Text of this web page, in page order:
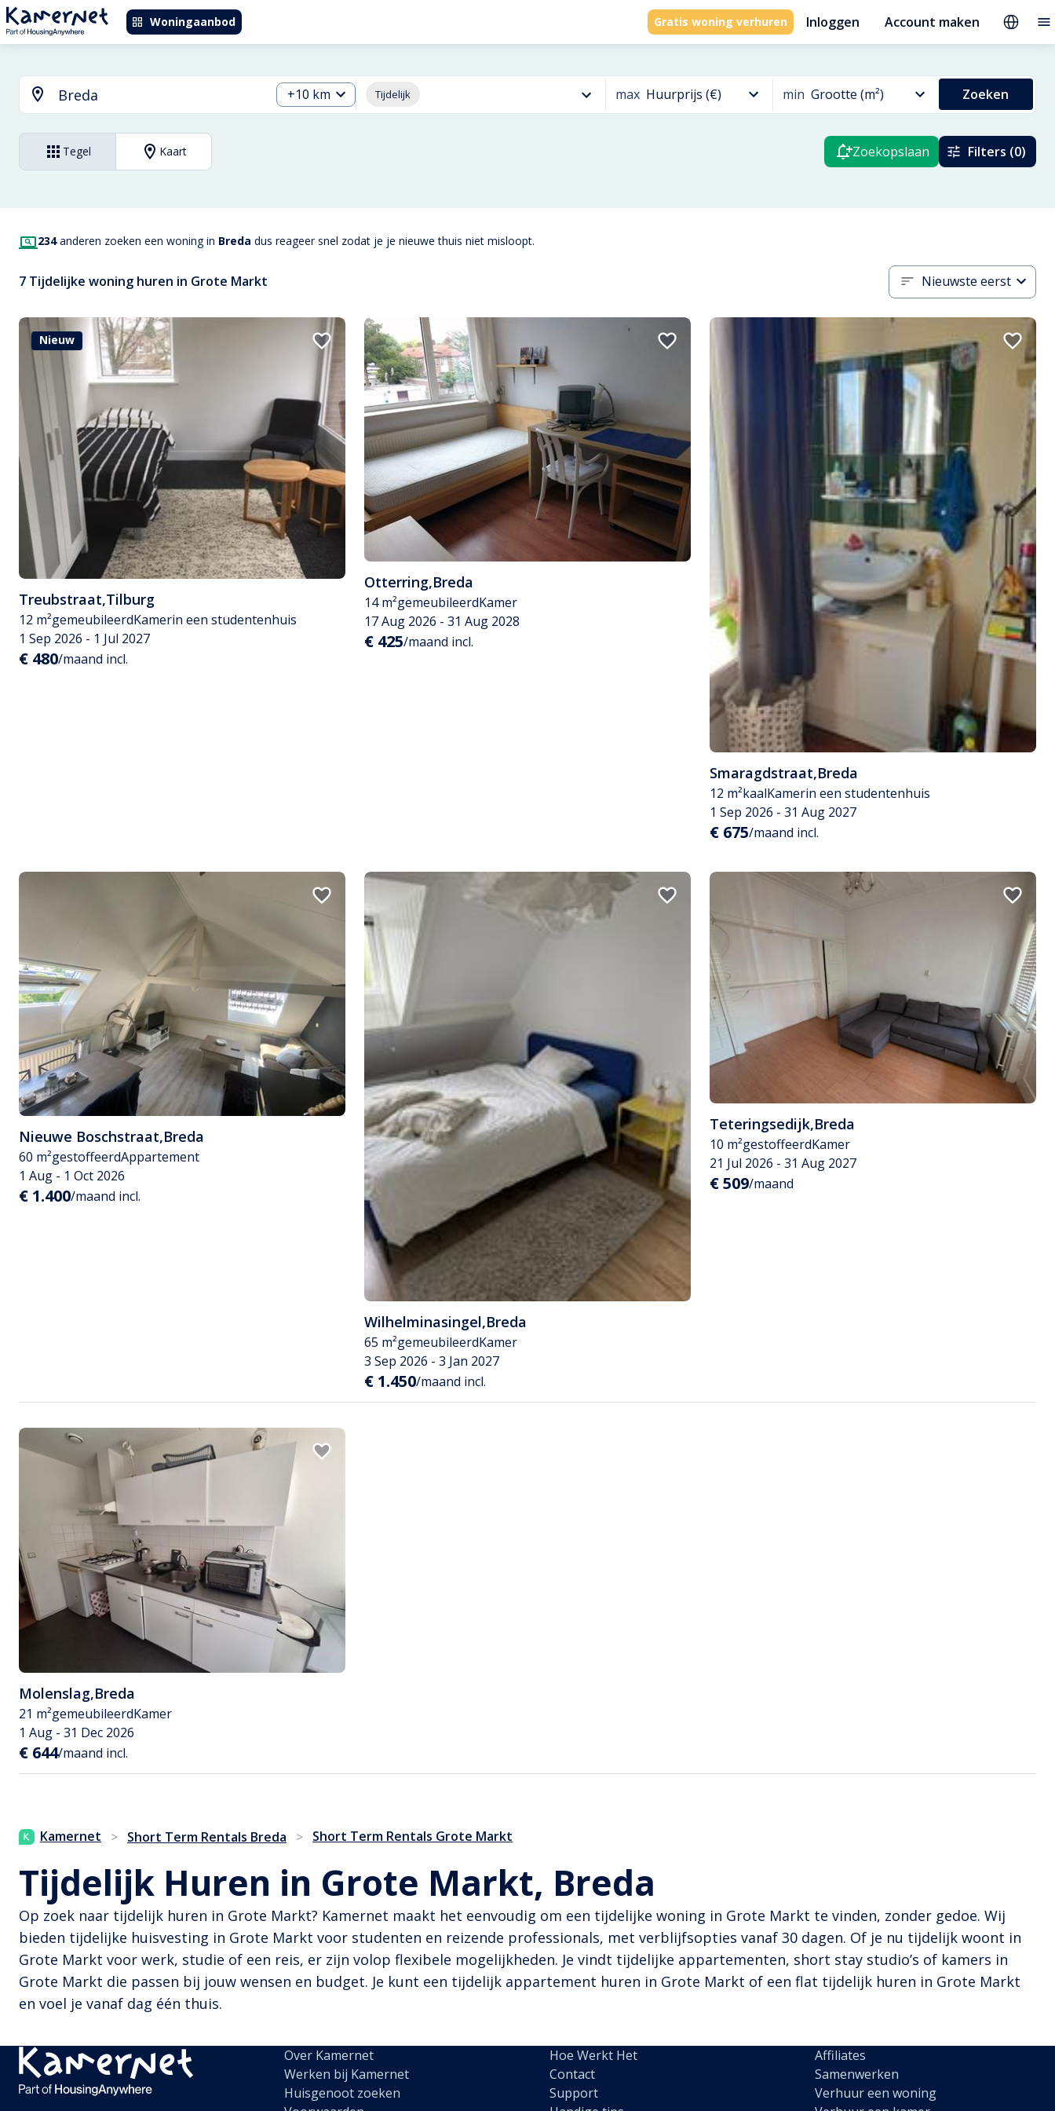
Woningaanbod Gratis woning verhuren Inloggen Account maken
+10 km Tijdelijk max Huurprijs (€) min Grootte (m²) Zoeken
Tegel Kaart Zoekopslaan Filters (0)
234anderen zoeken een woning in Breda dus reageer snel zodat je je nieuwe thuis niet misloopt.
7 Tijdelijke woning huren in Grote Markt Nieuwste eerst
Nieuw
Treubstraat,Tilburg
12 m²gemeubileerdKamerin een studentenhuis
1 Sep 2026 - 1 Jul 2027
€ 480/maand incl.
Otterring,Breda
14 m²gemeubileerdKamer
17 Aug 2026 - 31 Aug 2028
€ 425/maand incl.
Smaragdstraat,Breda
12 m²kaalKamerin een studentenhuis
1 Sep 2026 - 31 Aug 2027
€ 675/maand incl.
Nieuwe Boschstraat,Breda
60 m²gestoffeerdAppartement
1 Aug - 1 Oct 2026
€ 1.400/maand incl.
Wilhelminasingel,Breda
65 m²gemeubileerdKamer
3 Sep 2026 - 3 Jan 2027
€ 1.450/maand incl.
Teteringsedijk,Breda
10 m²gestoffeerdKamer
21 Jul 2026 - 31 Aug 2027
€ 509/maand
Molenslag,Breda
21 m²gemeubileerdKamer
1 Aug - 31 Dec 2026
€ 644/maand incl.
Kamernet > Short Term Rentals Breda > Short Term Rentals Grote Markt
Tijdelijk Huren in Grote Markt, Breda
Op zoek naar tijdelijk huren in Grote Markt? Kamernet maakt het eenvoudig om een tijdelijke woning in Grote Markt te vinden, zonder gedoe. Wij
bieden tijdelijke huisvesting in Grote Markt voor studenten en reizende professionals, met verblijfsopties vanaf 30 dagen. Of je nu tijdelijk woont in
Grote Markt voor werk, studie of een reis, er zijn volop flexibele mogelijkheden. Je vindt tijdelijke appartementen, short stay studio’s of kamers in
Grote Markt die passen bij jouw wensen en budget. Je kunt een tijdelijk appartement huren in Grote Markt of een flat tijdelijk huren in Grote Markt
en voel je vanaf dag één thuis.
Over Kamernet
Werken bij Kamernet
Huisgenoot zoeken
Hoe Werkt Het
Contact
Support
Affiliates
Samenwerken
Verhuur een woning